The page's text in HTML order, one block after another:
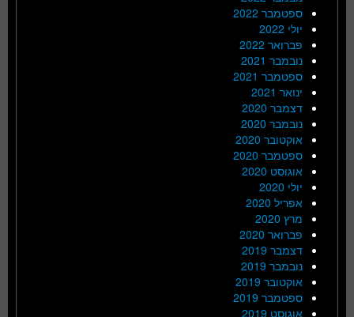
ספטמבר 2022
יולי 2022
פברואר 2022
נובמבר 2021
ספטמבר 2021
ינואר 2021
דצמבר 2020
נובמבר 2020
אוקטובר 2020
ספטמבר 2020
אוגוסט 2020
יולי 2020
אפריל 2020
מרץ 2020
פברואר 2020
דצמבר 2019
נובמבר 2019
אוקטובר 2019
ספטמבר 2019
אוגוסט 2019